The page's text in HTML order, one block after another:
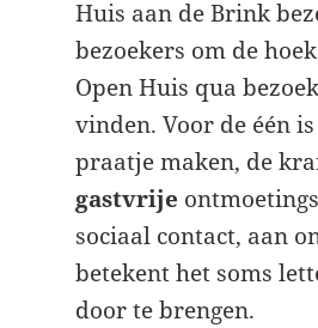
Huis aan de Brink
bezoekers om de
Open Huis qua
vinden. Voor de één
praatje maken, de
gastvrije
sociaal contact, aan
betekent het soms
door te brengen.